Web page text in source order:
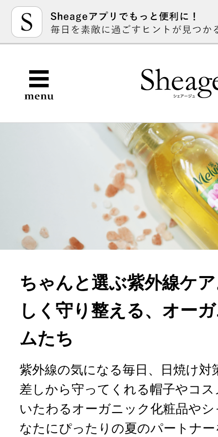
ちゃんと選ぶ紫外線ケ
しく守り整える、オー
ムたち
紫外線の気になる毎日、日焼け
差しから守ってくれる帽子やコ
いたわるオーガニック化粧品や
なたにぴったりの夏のパートナ